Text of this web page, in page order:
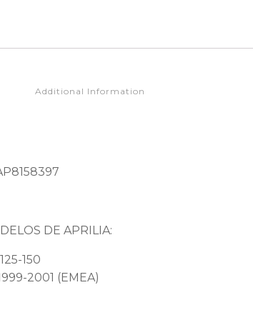
Additional Information
DE APRILIA:
150
2001 (EMEA)